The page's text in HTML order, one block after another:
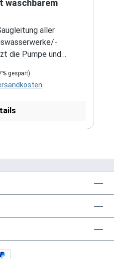
waschbarem
aller
die Pumpe und
durch
Gehäuse und Deckel
Anschlüsse
0 bis 60°C Lieferung
geringere Bauhöhe
gespart)